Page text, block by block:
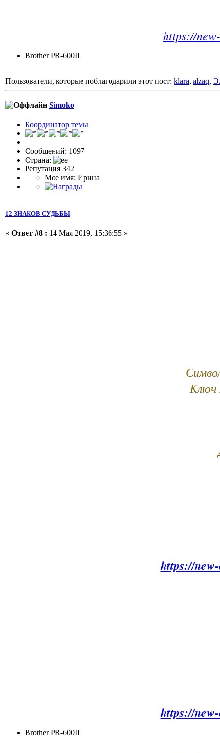
https://
Brother PR-600II
Пользователи, которые поблагодарили этот пост: klara, alzaq,
Simoko
Координатор темы
Сообщений: 1097
Страна:
Репутация 342
Мое имя: Ирина
12 ЗНАКОВ СУДЬБЫ
« Ответ #8 : 14 Мая 2019, 15:36:55 »
Ключ
https://
https://
Brother PR-600II